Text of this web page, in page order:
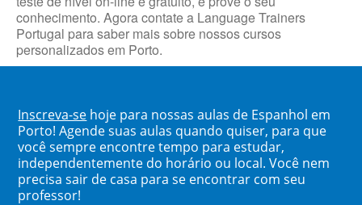
conhecimento. Agora contate a Language Trainers
Portugal para saber mais sobre nossos cursos
personalizados em Porto.
Inscreva-se hoje para nossas aulas de Espanhol em
Porto! Agende suas aulas quando quiser, para que
você sempre encontre tempo para estudar,
independentemente do horário ou local. Você nem
precisa sair de casa para se encontrar com seu
professor!